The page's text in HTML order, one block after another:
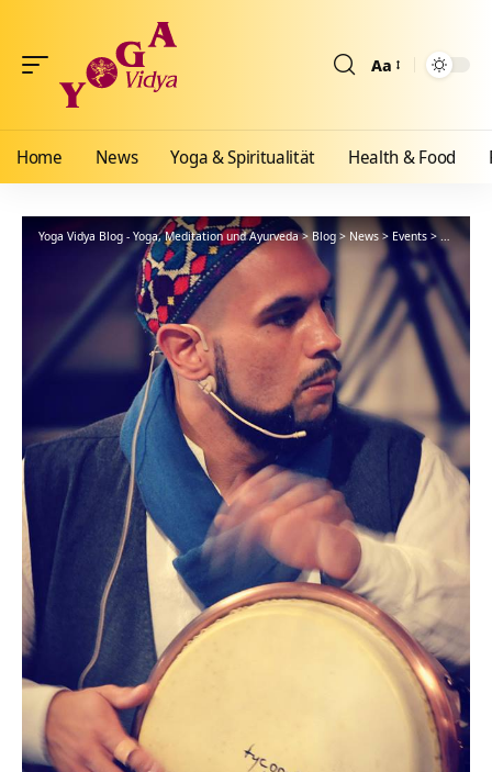
Aa
Home News Yoga & Spiritualität Health & Food
Yoga Vidya Blog - Yoga, Meditation und Ayurveda>Blog >News> Events >